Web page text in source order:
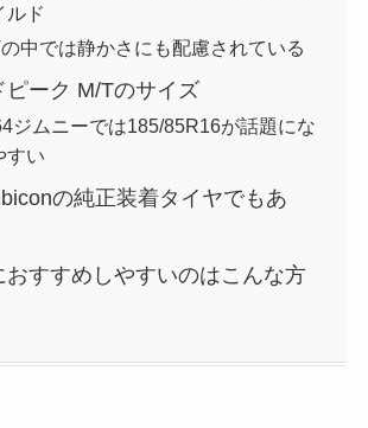
ルド
中では静かさにも配慮されている
ピーク M/Tのサイズ
ジムニーでは185/85R16が話題にな
すい
の純正装着タイヤでもあ
おすすめしやすいのはこんな方